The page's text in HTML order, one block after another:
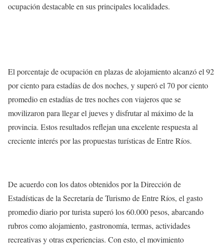
ocupación destacable en sus principales localidades.
El porcentaje de ocupación en plazas de alojamiento alcanzó el 92
por ciento para estadías de dos noches, y superó el 70 por ciento
promedio en estadías de tres noches con viajeros que se
movilizaron para llegar el jueves y disfrutar al máximo de la
provincia. Estos resultados reflejan una excelente respuesta al
creciente interés por las propuestas turísticas de Entre Ríos.
De acuerdo con los datos obtenidos por la Dirección de
Estadísticas de la Secretaría de Turismo de Entre Ríos, el gasto
promedio diario por turista superó los 60.000 pesos, abarcando
rubros como alojamiento, gastronomía, termas, actividades
recreativas y otras experiencias. Con esto, el movimiento